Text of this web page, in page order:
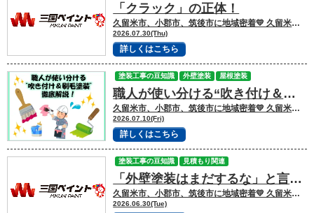
「クラック」の正体！
久留米市、小郡市、筑後市に地域密着💛 久留米市諏訪野町で外壁塗装・屋根塗装をして
2026.07.30(Thu)
詳しくはこちら
職人が使い分ける“吹き付け＆刷毛塗装”
久留米市、小郡市、筑後市に地域密着💛 久留米市諏訪野町で外壁塗装・屋根塗装をして
2026.07.10(Fri)
詳しくはこちら
塗装工事の豆知識 外壁塗装 屋根塗装
「外壁塗装はまだするな」と言われたら？本当に塗装が必要なサインとは
久留米市、小郡市、筑後市に地域密着💛 久留米市諏訪野町で外壁塗装・屋根塗装をして
2026.06.30(Tue)
塗装工事の豆知識 見積もり関連